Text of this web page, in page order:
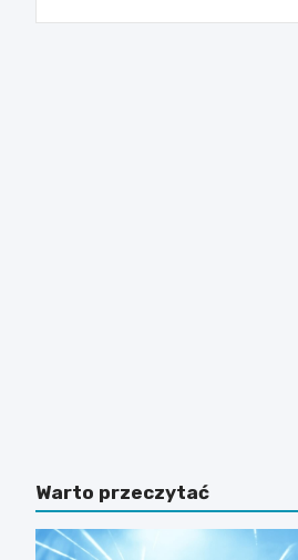
Warto przeczytać